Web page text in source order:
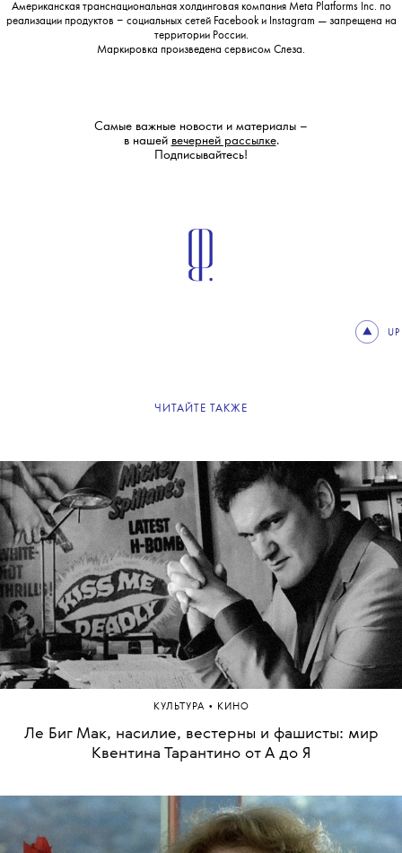
Американская транснациональная холдинговая компания Meta Platforms Inc. по
реализации продуктов ‒ социальных сетей Facebook и Instagram — запрещена на
территории России.
Маркировка произведена сервисом Слеза.
Самые важные новости и материалы –
в нашей вечерней рассылке.
Подписывайтесь!
UP
ЧИТАЙТЕ ТАКЖЕ
КУЛЬТУРА • КИНО
Ле Биг Мак, насилие, вестерны и фашисты: мир
Квентина Тарантино от А до Я